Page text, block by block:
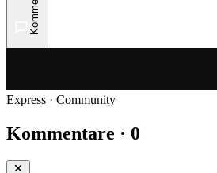
Express · Community
Kommentare · 0